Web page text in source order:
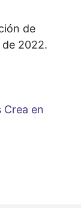
de
2022.
Crea en